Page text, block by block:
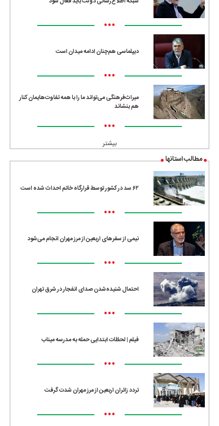
•••
دیپلماسی هم‌چنان ادامه میدان است
•••
میراث‌فرهنگی می‌تواند ما را با همه تفاوت‌هایمان کنار
هم بنشاند
•••
بیشتر
مطالب استانها
۶۲ سد در کشور توسط قرارگاه خاتم احداث شده است
•••
نیمی از سفرهای اربعین از مرز مهران انجام می‌شود
•••
احتمال شنیده‌شدن صدای انفجار در شرق تهران
•••
فیلم | لحظات ابتدایی حمله به مدرسه میناب
•••
تردد زائران اربعین از مرز مهران شدت گرفت
•••